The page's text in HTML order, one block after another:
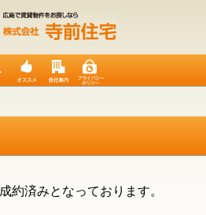
約済みとなっております。